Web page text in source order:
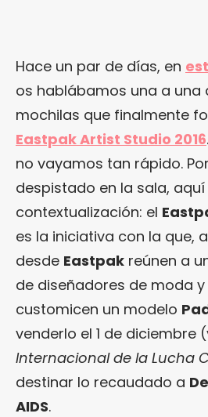
Hace un par de días, en
os hablábamos una a una
mochilas que finalmente
Eastpak Artist Studio 2016
no vayamos tan rápido.
despistado en la sala,
contextualización: el
es la iniciativa con la que,
desde Eastpak reúnen a
de diseñadores de moda
customicen un modelo
venderlo el 1 de diciembre
Internacional de la Lucha
destinar lo recaudado a
AIDS.